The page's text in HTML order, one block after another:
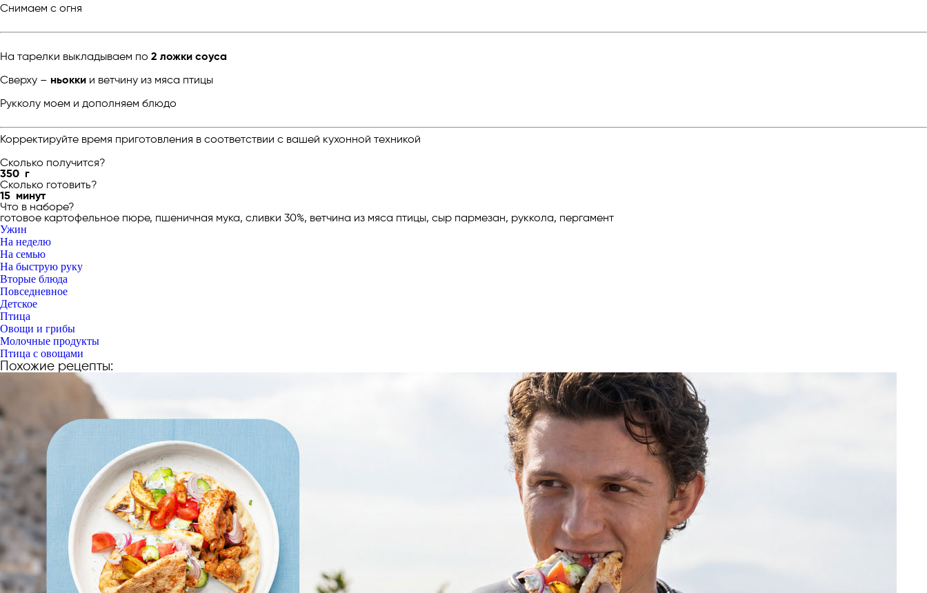
Снимаем с огня
На тарелки выкладываем по 2 ложки соуса
Сверху – ньокки и ветчину из мяса птицы
Рукколу моем и дополняем блюдо
Корректируйте время приготовления в соответствии с вашей кухонной техникой
Сколько получится?
350 г
Сколько готовить?
15 минут
Что в наборе?
готовое картофельное пюре, пшеничная мука, сливки 30%, ветчина из мяса птицы, сыр пармезан, руккола, пергамент
Ужин
На неделю
На семью
На быструю руку
Вторые блюда
Повседневное
Детское
Птица
Овощи и грибы
Молочные продукты
Птица с овощами
Похожие рецепты: